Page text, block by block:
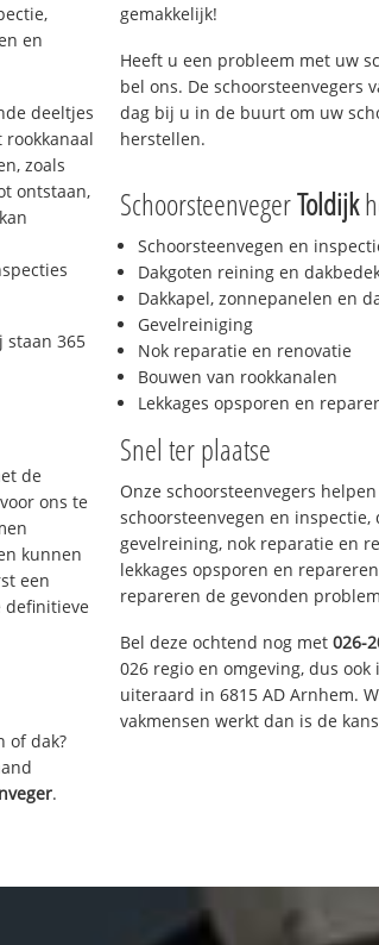
en
deeltjes
zoals
ontstaan,
staan 365
de
ons te
kunnen
een
definitieve
of dak?
.
gemakkelijk!
Heeft u een probleem met uw
bel ons. De schoorsteenvegers
dag bij u in de buurt om uw
herstellen.
SchoorsteenvegerToldijk
Schoorsteenvegen en
Dakgoten reining en
Dakkapel, zonnepanelen en
Gevelreiniging
Nok reparatie en renovatie
Bouwen van rookkanalen
Lekkages opsporen en
Snel ter plaatse
Onze schoorsteenvegers
schoorsteenvegen en
gevelreining, nok reparatie en
lekkages opsporen en
repareren de gevonden
Bel deze ochtend nog met 026-
026 regio en omgeving, dus ook
uiteraard in 6815 AD Arnhem.
vakmensen werkt dan is de